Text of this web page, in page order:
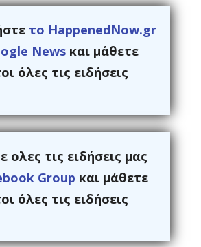
το HappenedNow.gr
News και μάθετε
όλες τις ειδήσεις
ολες τις ειδήσεις μας
Group και μάθετε
όλες τις ειδήσεις